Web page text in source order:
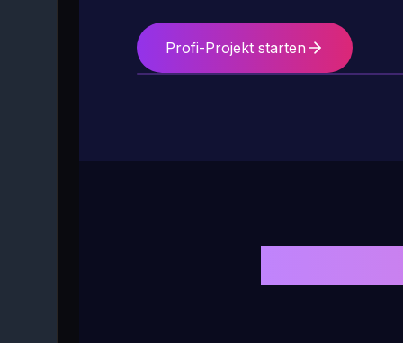
Profi-Projekt starten